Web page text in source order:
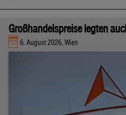
Großhandelspreise legten
6. August 2026, Wien